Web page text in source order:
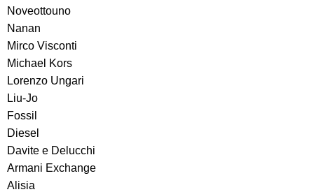
Noveottouno
Nanan
Mirco Visconti
Michael Kors
Lorenzo Ungari
Liu-Jo
Fossil
Diesel
Davite e Delucchi
Armani Exchange
Alisia